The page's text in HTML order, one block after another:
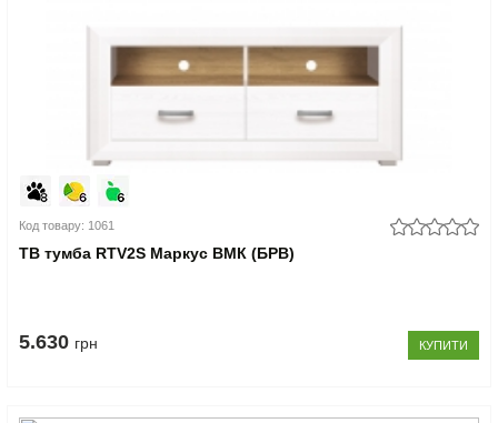
Код товару: 1061
ТВ тумба RTV2S Маркус ВМК (БРВ)
5.630 грн КУПИТИ